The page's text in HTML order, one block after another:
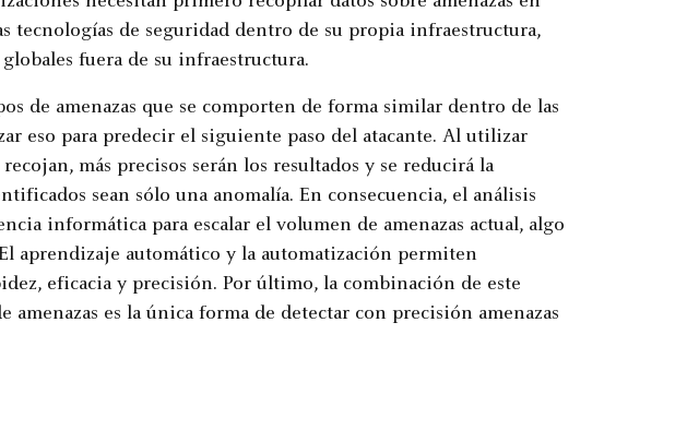
tecnologías de seguridad dentro de su propia infraestructura,
fuera de su infraestructura.
de amenazas que se comporten de forma similar dentro de las
eso para predecir el siguiente paso del atacante. Al utilizar
más precisos serán los resultados y se reducirá la
sean sólo una anomalía. En consecuencia, el análisis
informática para escalar el volumen de amenazas actual, algo
aprendizaje automático y la automatización permiten
eficacia y precisión. Por último, la combinación de este
es la única forma de detectar con precisión amenazas